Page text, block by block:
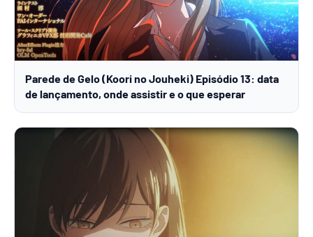
Parede de Gelo (Koori no Jouheki) Episódio 13: data
de lançamento, onde assistir e o que esperar